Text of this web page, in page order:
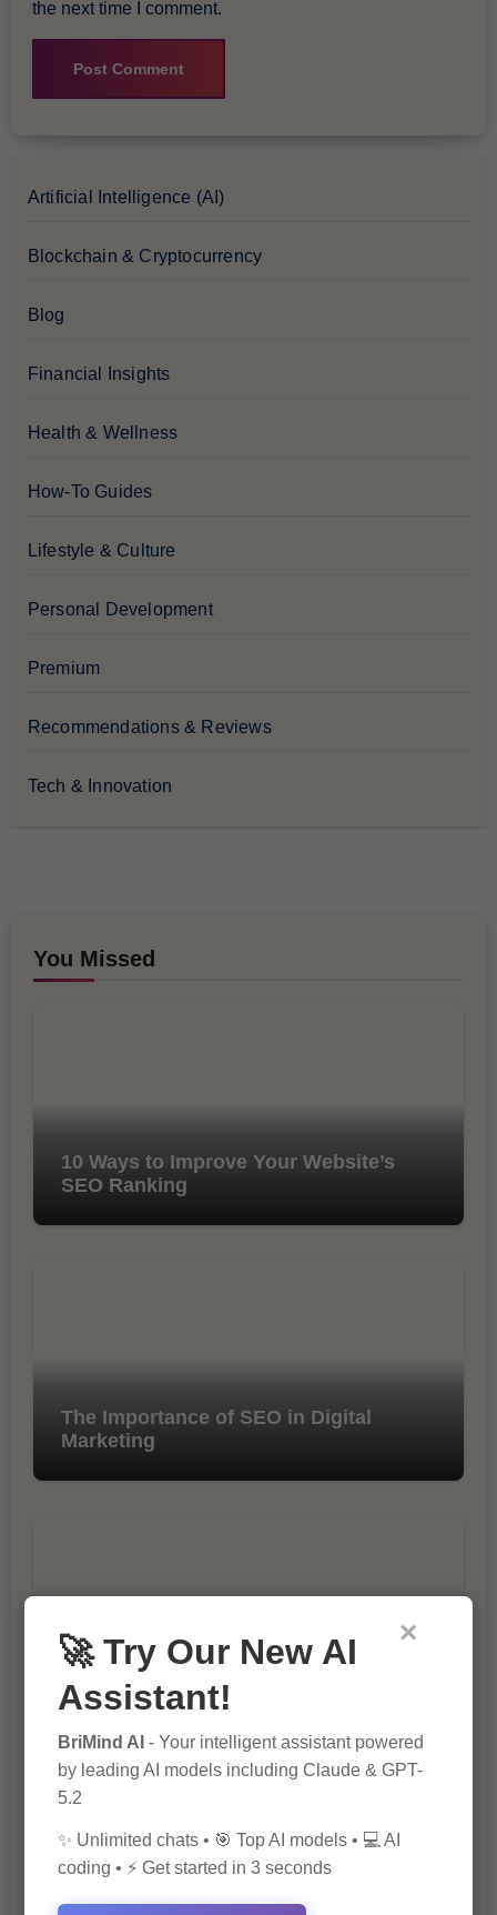
the next time I comment.
Artificial Intelligence (AI)
Blockchain & Cryptocurrency
Blog
Financial Insights
Health & Wellness
How-To Guides
Lifestyle & Culture
Personal Development
Premium
Recommendations & Reviews
Tech & Innovation
You Missed
10 Ways to Improve Your Website’s
SEO Ranking
The Importance of SEO in Digital
Marketing
10 Tips for Successful Online
Marketing
×
🚀 Try Our New AI
Assistant!
BriMind AI - Your intelligent assistant powered
by leading AI models including Claude & GPT-
5.2
✨ Unlimited chats • 🎯 Top AI models • 💻 AI
coding • ⚡ Get started in 3 seconds